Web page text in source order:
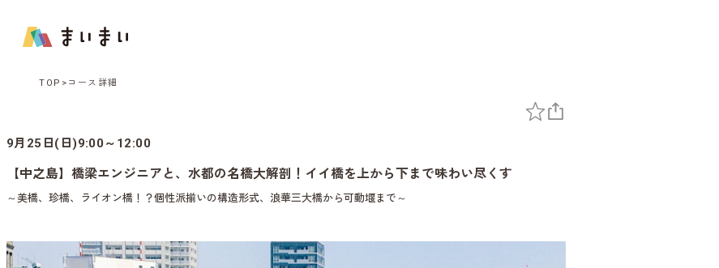
TOP コース詳細
9月25日(日)9:00～12:00
【中之島】橋梁エンジニアと、水都の名橋大解剖！イイ橋を上から下まで味わい尽くす
～美橋、珍橋、ライオン橋！？個性派揃いの構造形式、浪華三大橋から可動堰まで～